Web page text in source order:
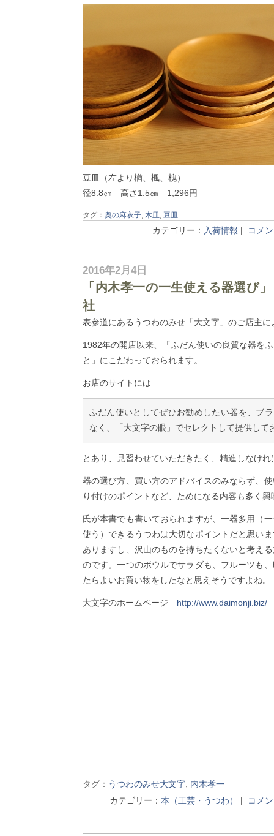
豆皿（左より楢、楓、槐）
径8.8㎝ 高さ1.5㎝ 1,296円
タグ： 奥の麻衣子, 木皿 , 豆皿
カテゴリー： 入荷情報 | コメ
2016年2月4日
「内木孝一の一生使える器選び
社
表参道にあるうつわのみせ「大文字」のご店主
1982年の開店以来、「ふだん使いの良質な器を
と」にこだわっておられます。
お店のサイトには
ふだん使いとしてぜひお勧めしたい器を、ブ
なく、「大文字の眼」でセレクトして提供して
とあり、見習わせていただきたく、精進しなけ
器の選び方、買い方のアドバイスのみならず、
り付けのポイントなど、ためになる内容も多く興
氏が本書でも書いておられますが、一器多用（
使う）できるうつわは大切なポイントだと思い
ありますし、沢山のものを持ちたくないと考え
のです。一つのボウルでサラダも、フルーツも
たらよいお買い物をしたなと思えそうですよね。
大文字のホームページ http://www.daimonji.biz/
タグ： うつわのみせ大文字 内木孝一
カテゴリー： 本（工芸・うつわ） | コメ